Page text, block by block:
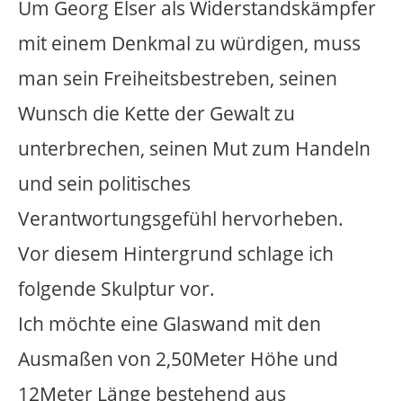
Glaswand steht der Name Georg Elser.
Der Schriftzug ist farblos und
inhaltlich und ästhetisch klar gefasste
Gedenktafel. Mit ihren Ausmaßen trennt
„Alltagsfluss“. Korrespondierend zu der
bräunlichen Glaswand ist der Boden mit
rostigen Cortenstahlblechen gepflastert.
Sie formen einen Platz und geben der
Skulptur eine konzentrierte
Aufmerksamkeit in dieser ansonsten
die eigentliche Irritation der Skulptur. In
unserer heutigen Zeit sind verlassene